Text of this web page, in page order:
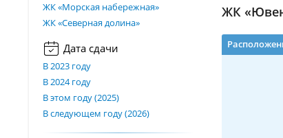
ЖК «Морская набережная»
ЖК «Северная долина»
Дата сдачи
В 2023 году
В 2024 году
В этом году (2025)
В следующем году (2026)
ЖК